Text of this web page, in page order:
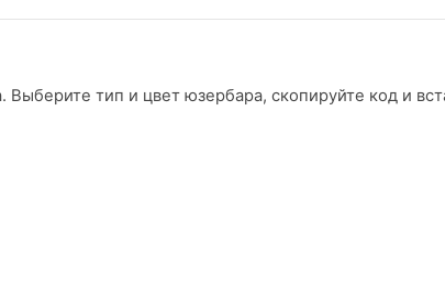
тип и цвет юзербара, скопируйте код и